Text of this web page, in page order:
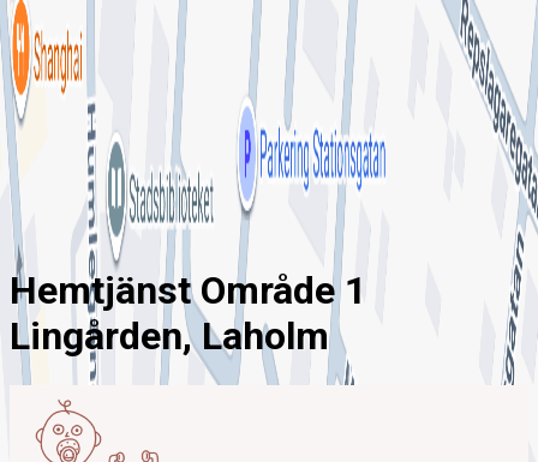
Mina sidor För vårdgivare Chatt
Hem
Hemtjänst
Hemtjänst Område 1 Lingården, Laholm
Hemtjänst Område 1
Lingården, Laholm